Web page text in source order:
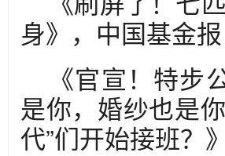
身》，中国基金报
《官宣！特步
是你，婚纱也是
代”们开始接班？